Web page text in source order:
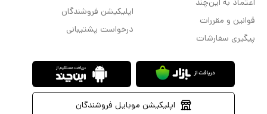
اعتماد به این‌چند
قوانین و مقررات
پیگیری سفارشات
اپلیکیشن فروشندگان
درخواست پشتیبانی
اپلیکیشن موبایل فروشندگان